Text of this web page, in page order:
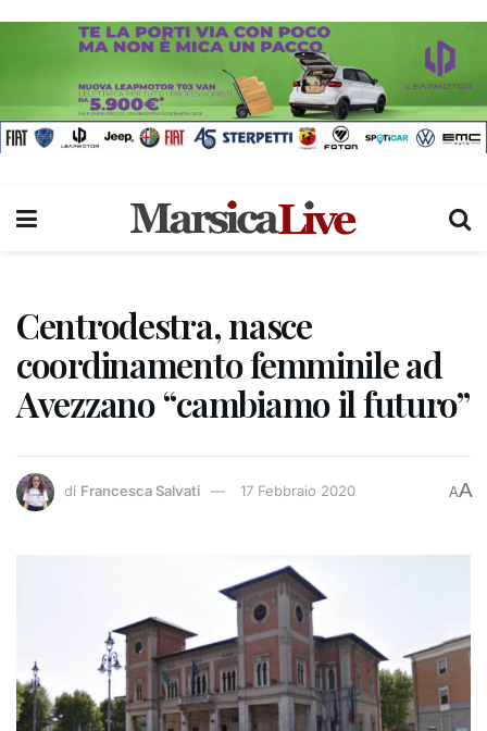
Centrodestra, nasce
coordinamento femminile ad
Avezzano “cambiamo il futuro”
di Francesca Salvati 17 Febbraio 2020 AA